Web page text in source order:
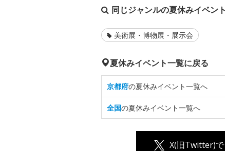
同じジャンルの夏休みイベン
美術展・博物展・展示会
夏休みイベント一覧に戻る
京都府の夏休みイベント一覧へ
全国の夏休みイベント一覧へ
X(旧Twitter)